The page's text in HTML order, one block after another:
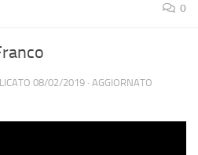
0
08/02/2019 · AGGIORNATO